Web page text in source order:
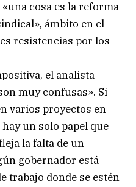
cosa es la reforma
ámbito en el
resistencias por los
el analista
muy confusas». Si
varios proyectos en
un solo papel que
la falta de un
gobernador está
trabajo donde se estén